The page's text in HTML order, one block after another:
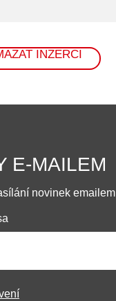
INZERCI
E-MAILEM
novinek emailem